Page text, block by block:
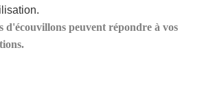
d'écouvillons peuvent répondre à vos